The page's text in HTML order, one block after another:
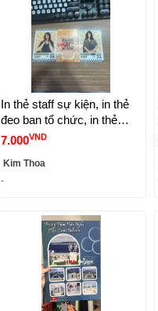
In thẻ staff sự kiện, in thẻ
đeo ban tổ chức, in thẻ
giấy cứng theo yêu cầu,
VINADESIGN
7.000VND
Kim Thoa
-